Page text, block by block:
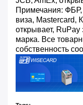
Примечания:
виза, Mastercard,
открывает, RuPay
марка. Все
собственность